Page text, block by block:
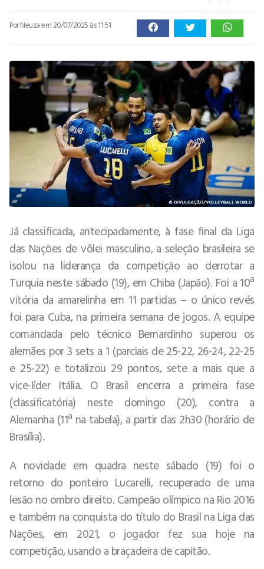
Por Neuzaem 20/07/2025 às 11:51
Já classificada, antecipadamente, à fase final da Liga
das Nações de vôlei masculino, a seleção brasileira se
isolou na liderança da competição ao derrotar a
Turquia neste sábado (19), em Chiba (Japão). Foi a 10ª
vitória da amarelinha em 11 partidas – o único revés
foi para Cuba, na primeira semana de jogos. A equipe
comandada pelo técnico Bernardinho superou os
alemães por 3 sets a 1 (parciais de 25-22, 26-24, 22-25
e 25-22) e totalizou 29 pontos, sete a mais que a
vice-líder Itália. O Brasil encerra a primeira fase
(classificatória) neste domingo (20), contra a
Alemanha (11ª na tabela), a partir das 2h30 (horário de
Brasília).
A novidade em quadra neste sábado (19) foi o
retorno do ponteiro Lucarelli, recuperado de uma
lesão no ombro direito. Campeão olímpico na Rio 2016
e também na conquista do título do Brasil na Liga das
Nações, em 2021, o jogador fez sua hoje na
competição, usando a braçadeira de capitão.